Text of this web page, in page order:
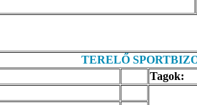
TERELŐ
Tagok: